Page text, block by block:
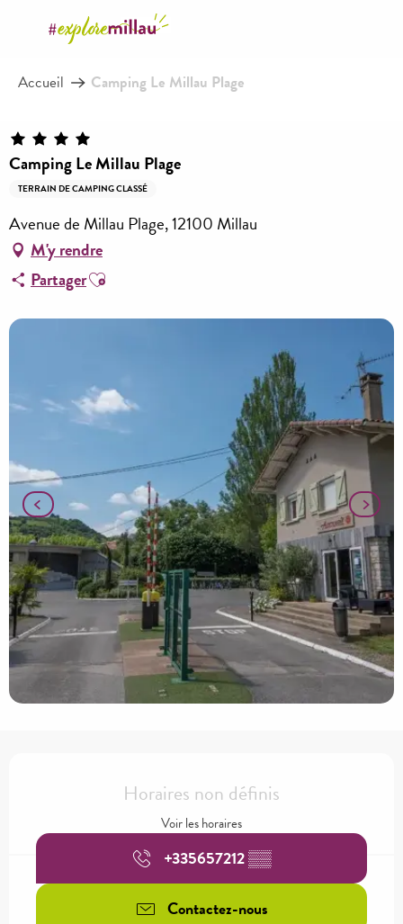
principal
Accueil Camping Le Millau Plage
Camping Le Millau Plage
TERRAIN DE CAMPING CLASSÉ
Avenue de Millau Plage, 12100 Millau
M'y rendre
PartagerAjouter aux favoris
Horaires non définis
Voir les horaires
+335657212▒▒
Contactez-nous